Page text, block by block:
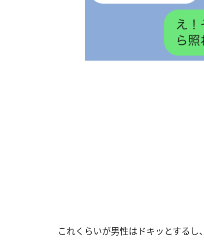
これくらいが男性はドキッとするし